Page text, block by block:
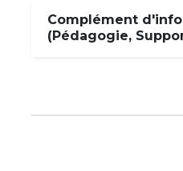
Complément
(Pédagogie,